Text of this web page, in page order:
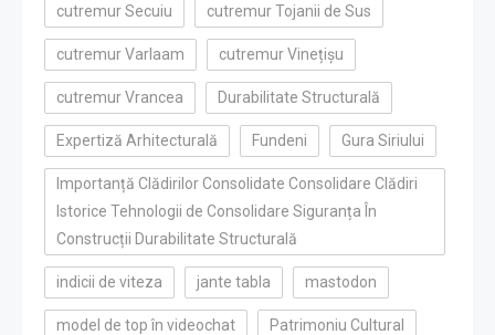
cutremur Secuiu cutremur Tojanii de Sus
cutremur Varlaam cutremur Vinețișu
cutremur Vrancea Durabilitate Structurală
Expertiză Arhitecturală Fundeni Gura Siriului
Importanță Clădirilor Consolidate Consolidare Clădiri
Istorice Tehnologii de Consolidare Siguranța În
Construcții Durabilitate Structurală
indicii de viteza jante tabla mastodon
model de top în videochat Patrimoniu Cultural